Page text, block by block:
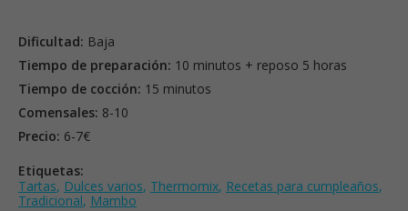
Dificultad: Baja
Tiempo de preparación: 10 minutos + reposo 5 horas
Tiempo de cocción: 15 minutos
Comensales: 8-10
Precio: 6-7€
Etiquetas:
Tartas, Dulces varios, Thermomix, Recetas para cumpleaños,
Tradicional, Mambo